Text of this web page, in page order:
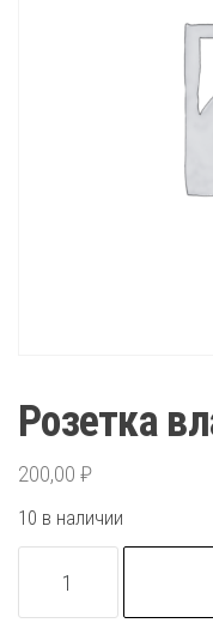
Розетка
200,00 ₽
10 в наличии
товара